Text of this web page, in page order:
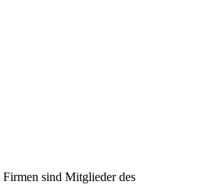
sind Mitglieder des